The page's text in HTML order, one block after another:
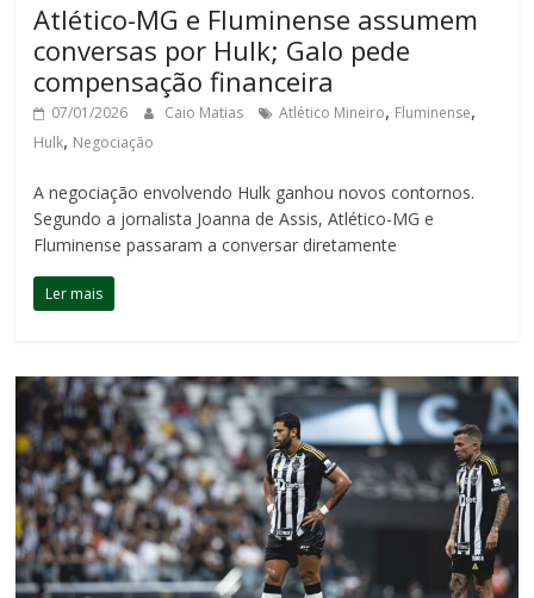
Atlético-MG e Fluminense assumem
conversas por Hulk; Galo pede
compensação financeira
07/01/2026 Caio Matias Atlético Mineiro, Fluminense,
Hulk, Negociação
A negociação envolvendo Hulk ganhou novos contornos.
Segundo a jornalista Joanna de Assis, Atlético-MG e
Fluminense passaram a conversar diretamente
Ler mais